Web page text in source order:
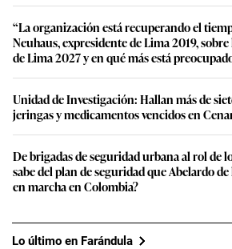
“La organización está recuperando el
Neuhaus, expresidente de Lima 2019,
de Lima 2027 y en qué más está
Unidad de Investigación: Hallan más de
jeringas y medicamentos vencidos en
De brigadas de seguridad urbana al rol de
sabe del plan de seguridad que Abelardo
en marcha en Colombia?
Lo último en Farándula